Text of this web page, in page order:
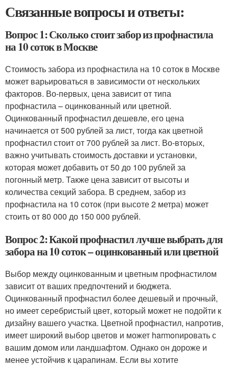
Связанные вопросы и ответы:
Вопрос 1: Сколько стоит забор из профнастила
на 10 соток в Москве
Стоимость забора из профнастила на 10 соток в Москве
может варьироваться в зависимости от нескольких
факторов. Во-первых, цена зависит от типа
профнастила – оцинкованный или цветной.
Оцинкованный профнастил дешевле, его цена
начинается от 500 рублей за лист, тогда как цветной
профнастил стоит от 700 рублей за лист. Во-вторых,
важно учитывать стоимость доставки и установки,
которая может добавить от 50 до 100 рублей за
погонный метр. Также цена зависит от высоты и
количества секций забора. В среднем, забор из
профнастила на 10 соток (при высоте 2 метра) может
стоить от 80 000 до 150 000 рублей.
Вопрос 2: Какой профнастил лучше выбрать для
забора на 10 соток – оцинкованный или цветной
Выбор между оцинкованным и цветным профнастилом
зависит от ваших предпочтений и бюджета.
Оцинкованный профнастил более дешевый и прочный,
но имеет серебристый цвет, который может не подойти к
дизайну вашего участка. Цветной профнастил, напротив,
имеет широкий выбор цветов и может harmonировать с
вашим домом или ландшафтом. Однако он дороже и
менее устойчив к царапинам. Если вы хотите